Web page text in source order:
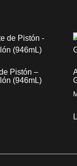
Pistón –
(946mL)